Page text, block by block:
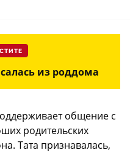
из роддома
общение с
родительских
Тата признавалась,